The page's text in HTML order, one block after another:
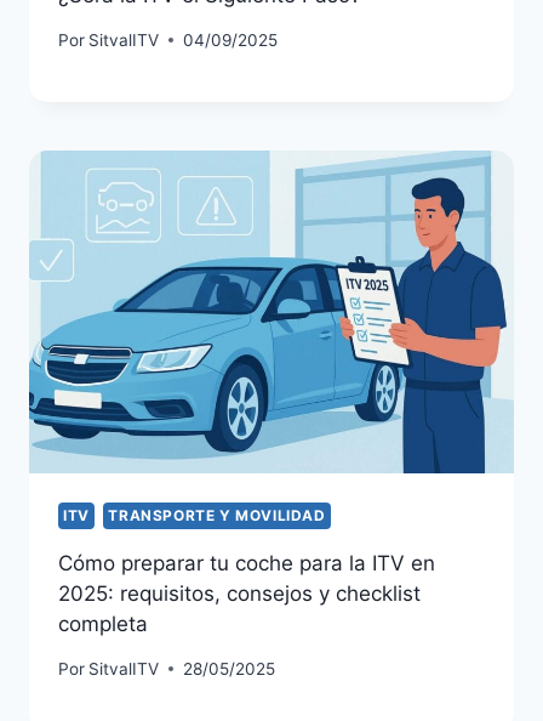
Por SitvalITV 04/09/2025
ITV TRANSPORTE Y MOVILIDAD
Cómo preparar tu coche para la ITV en
2025: requisitos, consejos y checklist
completa
Por SitvalITV 28/05/2025